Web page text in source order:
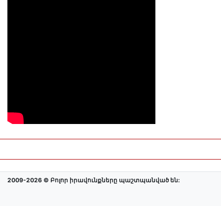
2009-2026 © Բոլոր իրավունքները պաշտպանված են: